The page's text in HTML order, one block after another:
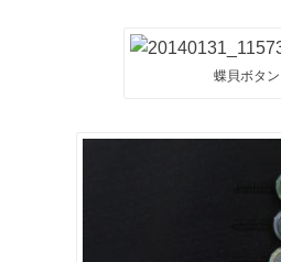
蝶貝ボタン